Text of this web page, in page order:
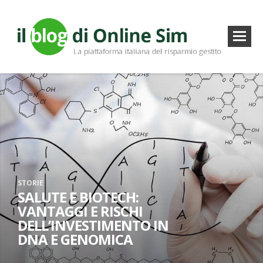
STORIE
SALUTE E BIOTECH:
VANTAGGI E RISCHI
DELL’INVESTIMENTO IN
DNA E GENOMICA